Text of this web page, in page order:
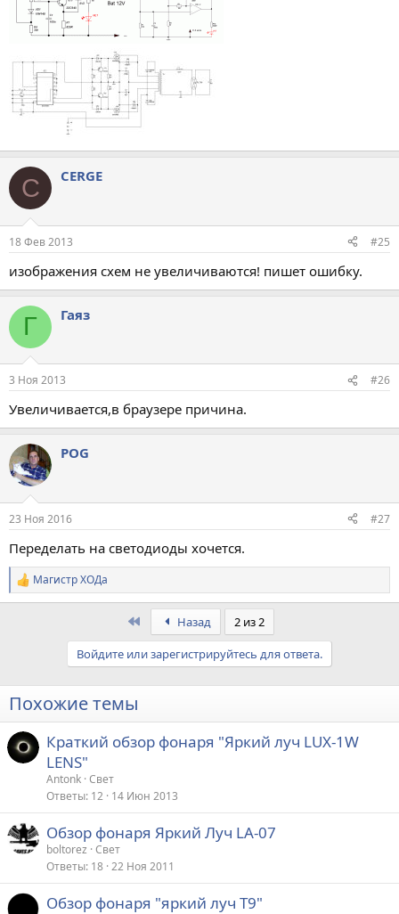
C CERGE
18 Фев 2013 #25
изображения схем не увеличиваются! пишет ошибку.
Г Гаяз
3 Ноя 2013 #26
Увеличивается,в браузере причина.
POG
23 Ноя 2016 #27
Переделать на светодиоды хочется.
Р
е
:
Магистр ХОДа
Назад
2 из 2
Войдите или зарегистрируйтесь для ответа.
Похожие темы
Краткий обзор фонаря "Яркий луч LUX-1W
LENS"
Antonk Свет
Ответы 12 14 Июн 2013
Обзор фонаря Яркий Луч LA-07
boltorez Свет
Ответы 18 22 Ноя 2011
Обзор фонаря "яркий луч Т9"